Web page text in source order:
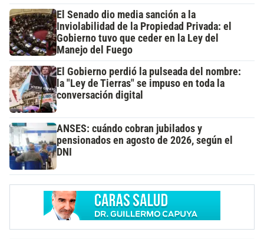
El Senado dio media sanción a la
Inviolabilidad de la Propiedad Privada: el
Gobierno tuvo que ceder en la Ley del
Manejo del Fuego
El Gobierno perdió la pulseada del nombre:
la "Ley de Tierras" se impuso en toda la
conversación digital
ANSES: cuándo cobran jubilados y
pensionados en agosto de 2026, según el
DNI